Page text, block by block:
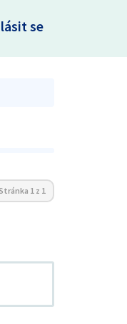
se
1 z 1